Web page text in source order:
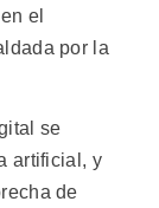
el
por la
se
artificial, y
de